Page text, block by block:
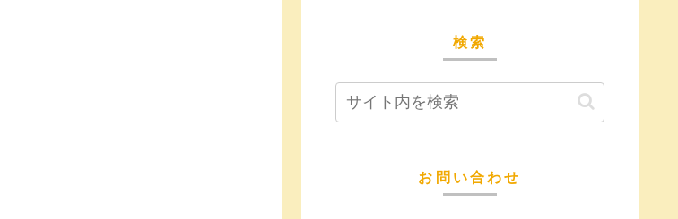
検索
お問い合わせ